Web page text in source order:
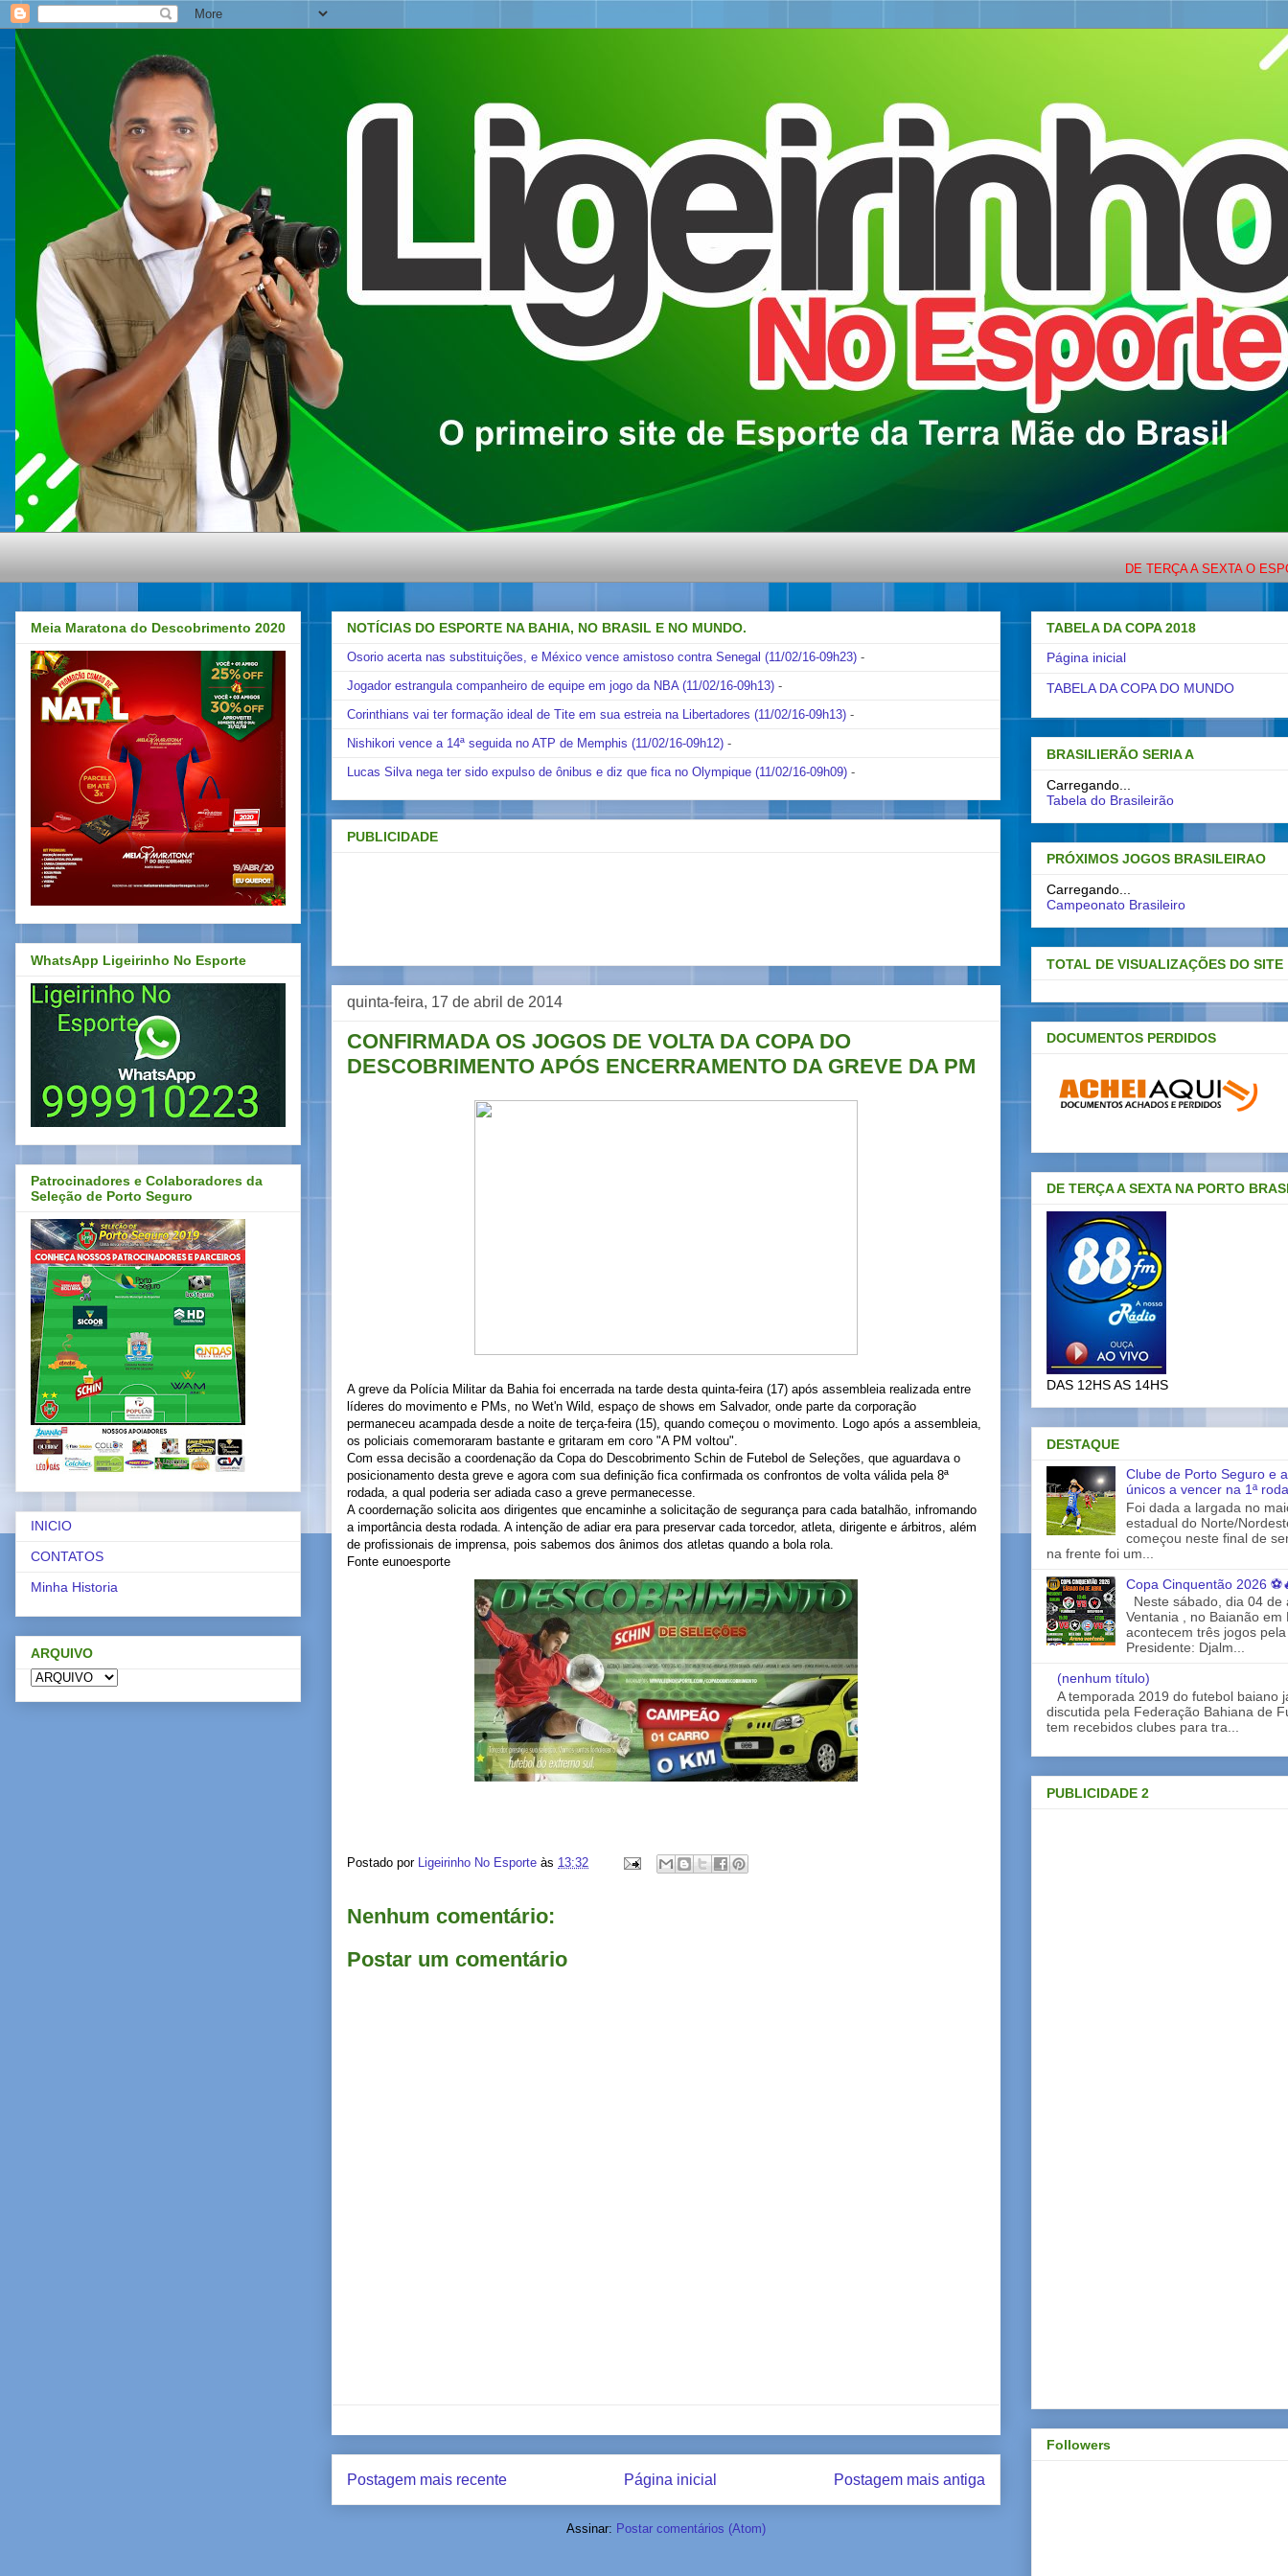
DE TERÇA A SEXTA O ESPORTE
NOTÍCIAS DO ESPORTE NA BAHIA, NO BRASIL E NO MUNDO.
Osorio acerta nas substituições, e México vence amistoso contra Senegal (11/02/16-09h23) -
Jogador estrangula companheiro de equipe em jogo da NBA (11/02/16-09h13) -
Corinthians vai ter formação ideal de Tite em sua estreia na Libertadores (11/02/16-09h13) -
Nishikori vence a 14ª seguida no ATP de Memphis (11/02/16-09h12) -
Lucas Silva nega ter sido expulso de ônibus e diz que fica no Olympique (11/02/16-09h09) -
PUBLICIDADE
quinta-feira, 17 de abril de 2014
CONFIRMADA OS JOGOS DE VOLTA DA COPA DO
DESCOBRIMENTO APÓS ENCERRAMENTO DA GREVE DA PM
A greve da Polícia Militar da Bahia foi encerrada na tarde desta quinta-feira (17) após assembleia realizada entre
líderes do movimento e PMs, no Wet'n Wild, espaço de shows em Salvador, onde parte da corporação
permaneceu acampada desde a noite de terça-feira (15), quando começou o movimento . Logo após a assembleia,
os policiais comemoraram bastante e gritaram em coro "A PM voltou".
Com essa decisão a coordenação da Copa do Descobrimento Schin de Futebol de Seleções, que aguardava o
posicionamento desta greve e agora com sua definição fica confirmada os confrontos de volta válida pela 8ª
rodada, a qual poderia ser adiada caso a greve permanecesse.
A coordernação solicita aos dirigentes que encaminhe a solicitação de segurança para cada batalhão, infromando
a importância desta rodada. A intenção de adiar era para preservar cada torcedor, atleta, dirigente e árbitros, além
de profissionais de imprensa, pois sabemos dos ânimos dos atletas quando a bola rola.
Fonte eunoesporte
Postado por Ligeirinho No Esporte às 13:32
Nenhum comentário:
Postar um comentário
Postagem mais recente Postagem mais antiga
Página inicial
Assinar: Postar comentários (Atom)
Meia Maratona do Descobrimento 2020
WhatsApp Ligeirinho No Esporte
Patrocinadores e Colaboradores da
Seleção de Porto Seguro
INICIO
CONTATOS
Minha Historia
ARQUIVO
TABELA DA COPA 2018
Página inicial
TABELA DA COPA DO MUNDO
BRASILIERÃO SERIA A
Carregando...
Tabela do Brasileirão
PRÓXIMOS JOGOS BRASILEIRAO
Carregando...
Campeonato Brasileiro
TOTAL DE VISUALIZAÇÕES DO SITE
DOCUMENTOS PERDIDOS
DE TERÇA A SEXTA NA PORTO
DAS 12HS AS 14HS
DESTAQUE
Clube de Porto Seguro e
únicos a vencer na 1ª
Foi dada a largada no
estadual do Norte/
começou neste final de
na frente foi um...
Copa Cinquentão 2026
Neste sábado, dia 04 de
Ventania , no Baianão em
acontecem três jogos
Presidente: Djalm...
(nenhum título)
A temporada 2019 do futebol baiano
discutida pela Federação Bahiana de
tem recebidos clubes para tra...
PUBLICIDADE 2
Followers